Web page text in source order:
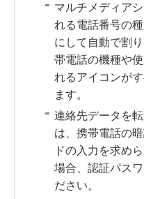
マルチメディア
れる電話番号の
にして自動で割
帯電話の機種や
れるアイコンが
ます。
連絡先データを
は、携帯電話の
ドの入力を求め
場合、認証パス
ださい。